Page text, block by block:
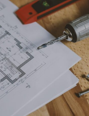
ET